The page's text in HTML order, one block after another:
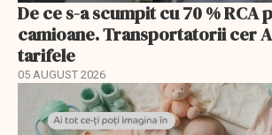
De ce s-a scumpit cu 70 % RCA
camioane. Transportatorii cer
tarifele
05 AUGUST 2026